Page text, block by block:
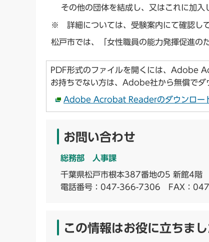
その他の団体を結成し、又はこれに加入
※ 詳細については、受験案内にて確認して
松戸市では、「女性職員の能力発揮促進の
PDF形式のファイルを開くには、Adobe
お持ちでない方は、Adobe社から無償でダ
Adobe Acrobat Readerのダウンロー
お問い合わせ
総務部 人事課
千葉県松戸市根本387番地の5 新館4階
電話番号： 047-366-7306 FAX：
この情報はお役に立ちまし